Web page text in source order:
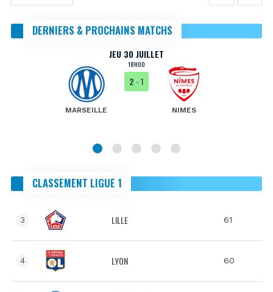
DERNIERS & PROCHAINS MATCHS
JEU 30 JUILLET
18H00
MARSEILLE
2 - 1
NIMES
CLASSEMENT LIGUE 1
3 LILLE 61
4 LYON 60